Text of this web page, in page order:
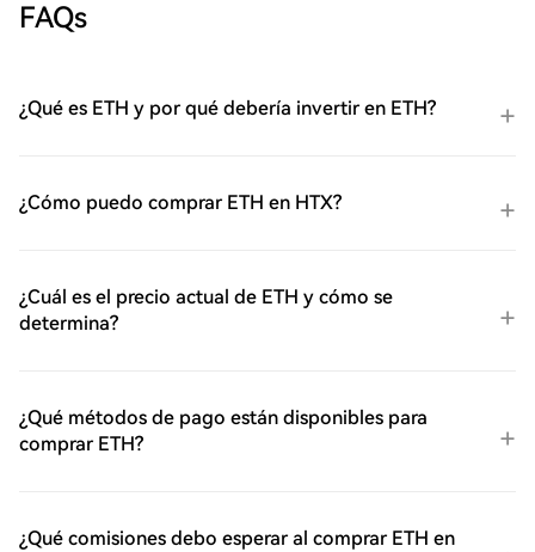
FAQs
¿Qué es ETH y por qué debería invertir en ETH?
¿Cómo puedo comprar ETH en HTX?
¿Cuál es el precio actual de ETH y cómo se
determina?
¿Qué métodos de pago están disponibles para
comprar ETH?
¿Qué comisiones debo esperar al comprar ETH en